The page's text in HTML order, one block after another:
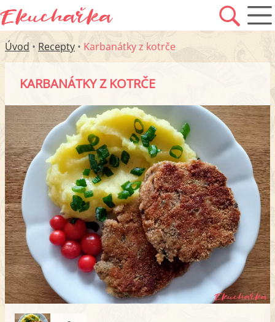
Úvod • Recepty • Karbanátky z kotrče
KARBANÁTKY Z KOTRČE